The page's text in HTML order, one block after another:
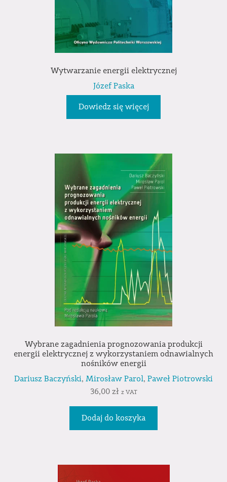
Wytwarzanie energii elektrycznej
Józef Paska
Dowiedz się więcej
Wybrane zagadnienia prognozowania produkcji
energii elektrycznej z wykorzystaniem odnawialnych
nośników energii
Dariusz Baczyński, Mirosław Parol, Paweł Piotrowski
36,00 zł z VAT
Dodaj do koszyka